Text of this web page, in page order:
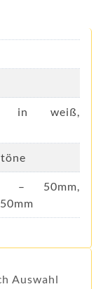
in weiß,
– 50mm,
Auswahl